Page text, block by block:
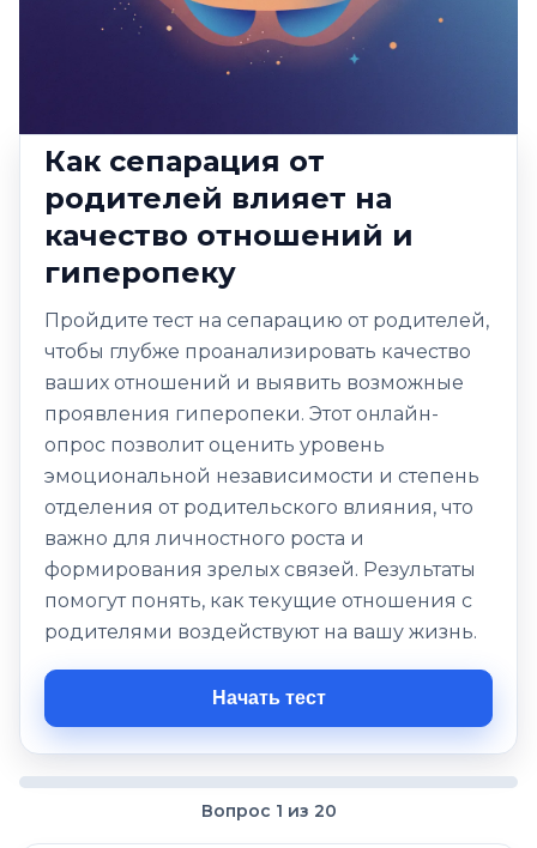
Как сепарация от
родителей влияет на
качество отношений и
гиперопеку
Пройдите тест на сепарацию от родителей,
чтобы глубже проанализировать качество
ваших отношений и выявить возможные
проявления гиперопеки. Этот онлайн-
опрос позволит оценить уровень
эмоциональной независимости и степень
отделения от родительского влияния, что
важно для личностного роста и
формирования зрелых связей. Результаты
помогут понять, как текущие отношения с
родителями воздействуют на вашу жизнь.
Начать тест
Вопрос 1 из 20